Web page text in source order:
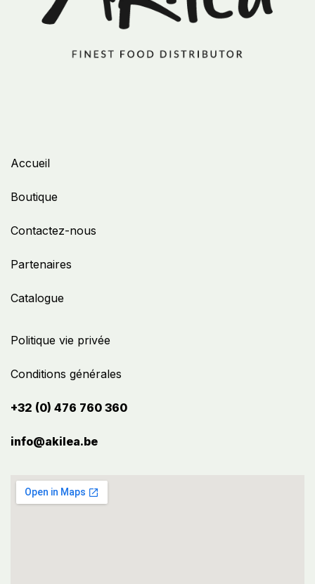
Politique vie privée
Conditions générales
+32 (0) 476 760 360
info@akilea.be​
Accueil
Boutique
Contactez-nous
Partenaires
Catalogue